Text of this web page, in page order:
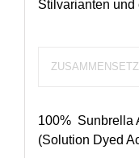
Stilvarianten und
100% Sunbrella
(Solution Dyed